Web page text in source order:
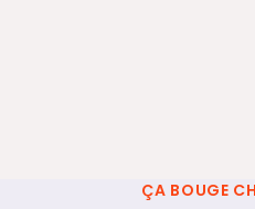
ÇA BOUGE